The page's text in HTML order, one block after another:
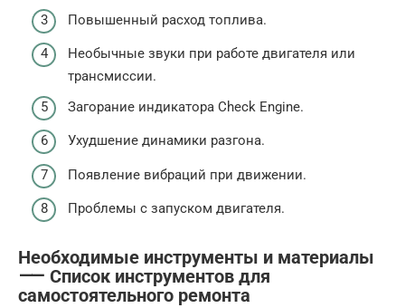
Повышенный расход топлива.
Необычные звуки при работе двигателя или
трансмиссии.
Загорание индикатора Check Engine.
Ухудшение динамики разгона.
Появление вибраций при движении.
Проблемы с запуском двигателя.
Необходимые инструменты и материалы
⸺ Список инструментов для
самостоятельного ремонта